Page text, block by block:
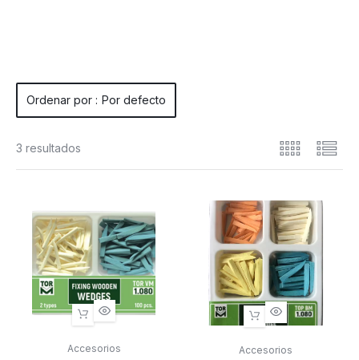
Ordenar por : Por defecto
3 resultados
Accesorios
Accesorios